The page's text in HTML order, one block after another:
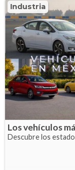
Industria
Los vehículos
Descubre los